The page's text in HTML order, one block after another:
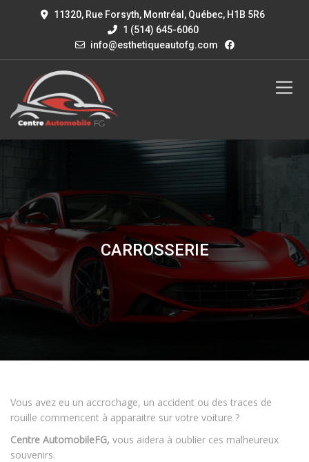
11320, Rue Forsyth, Montréal, Québec, H1B 5R6
1 (514) 645-6060
info@esthetiqueautofg.com
CARROSSERIE
Vous avez eu un accrochage, un accident ou des traces de
rouille commencent à apparaitre sur votre voiture ?
Centre AutomobileFG, vous aidera à oublier ces malheureux
souvenirs.